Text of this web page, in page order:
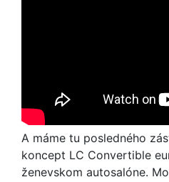
A máme tu posledného
koncept LC Convertible
ženevskom autosalóne.